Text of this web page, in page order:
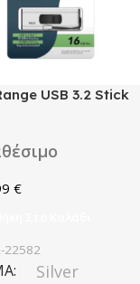
USB 3.2 Stick
€
22582
Silver